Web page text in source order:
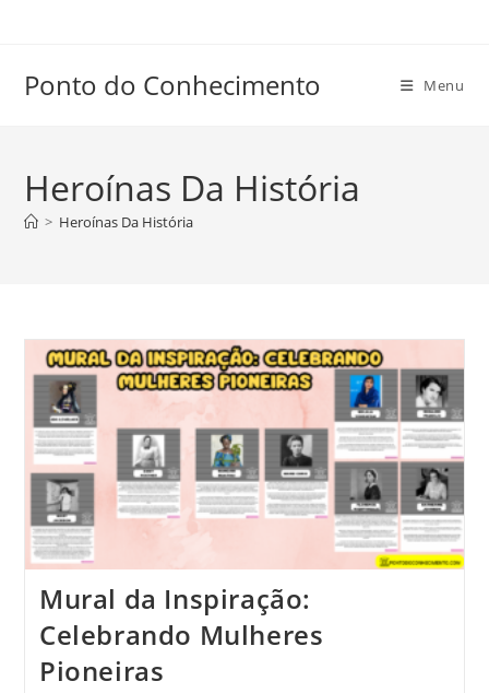
conteúdo
Ponto do Conhecimento Menu
Heroínas Da História
> Heroínas Da História
Mural da Inspiração:
Celebrando Mulheres
Pioneiras